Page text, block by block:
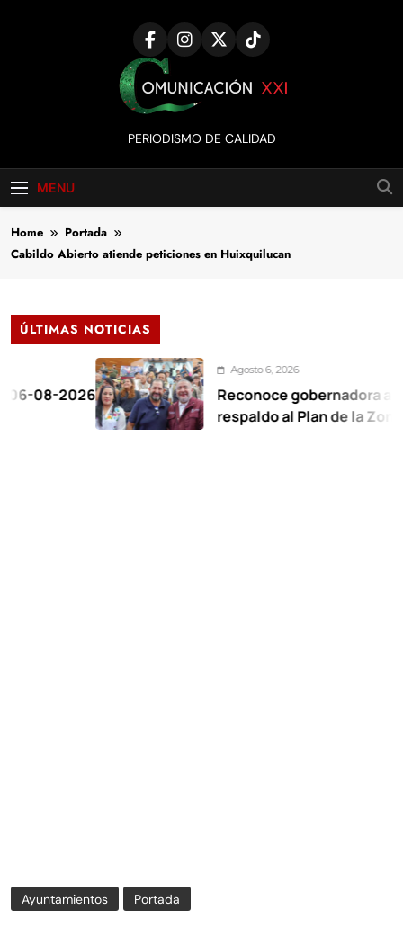
Comunicación
XXI
PERIODISMO DE CALIDAD
MENU
Home
Portada
Cabildo Abierto atiende peticiones en Huixquilucan
ÚLTIMAS NOTICIAS
2026
Agosto 6, 2026
Reconoce gobernadora al
respaldo al Plan de la Zona
Ayuntamientos Portada